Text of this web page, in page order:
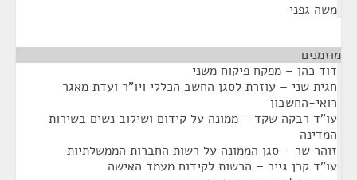
משה גפני
מוזמנים
דוד כהן – מפקח פיקוח משני
חגית שני – עוזרת לסגן החשב הכללי ויו"ר ועדת מאגר
רואי-החשבון
עו"ד רבקה שקד – ממונה על קידום ושילוב נשים בשירות
המדינה
זוהר שר – סגן הממונה על רשות החברות הממשלתיות
עו"ד קרן גייר – הרשות לקידום מעמד האישה